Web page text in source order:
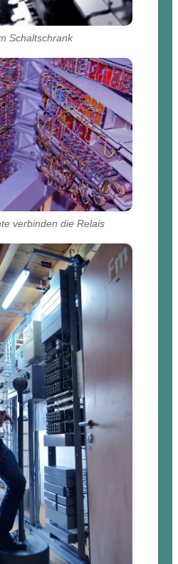
Schaltschrank
verbinden die Relais